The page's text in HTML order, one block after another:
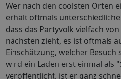
Wer nach den coolsten Orten
erhält oftmals
dass das Partyvolk vielfach
nächsten zieht, es ist oftmals
Einschätzung, welcher
wird ein Laden erst einmal als
veröffentlicht, ist er ganz